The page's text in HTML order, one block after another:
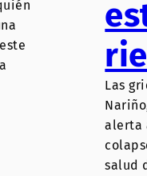
Las
alerta
salud